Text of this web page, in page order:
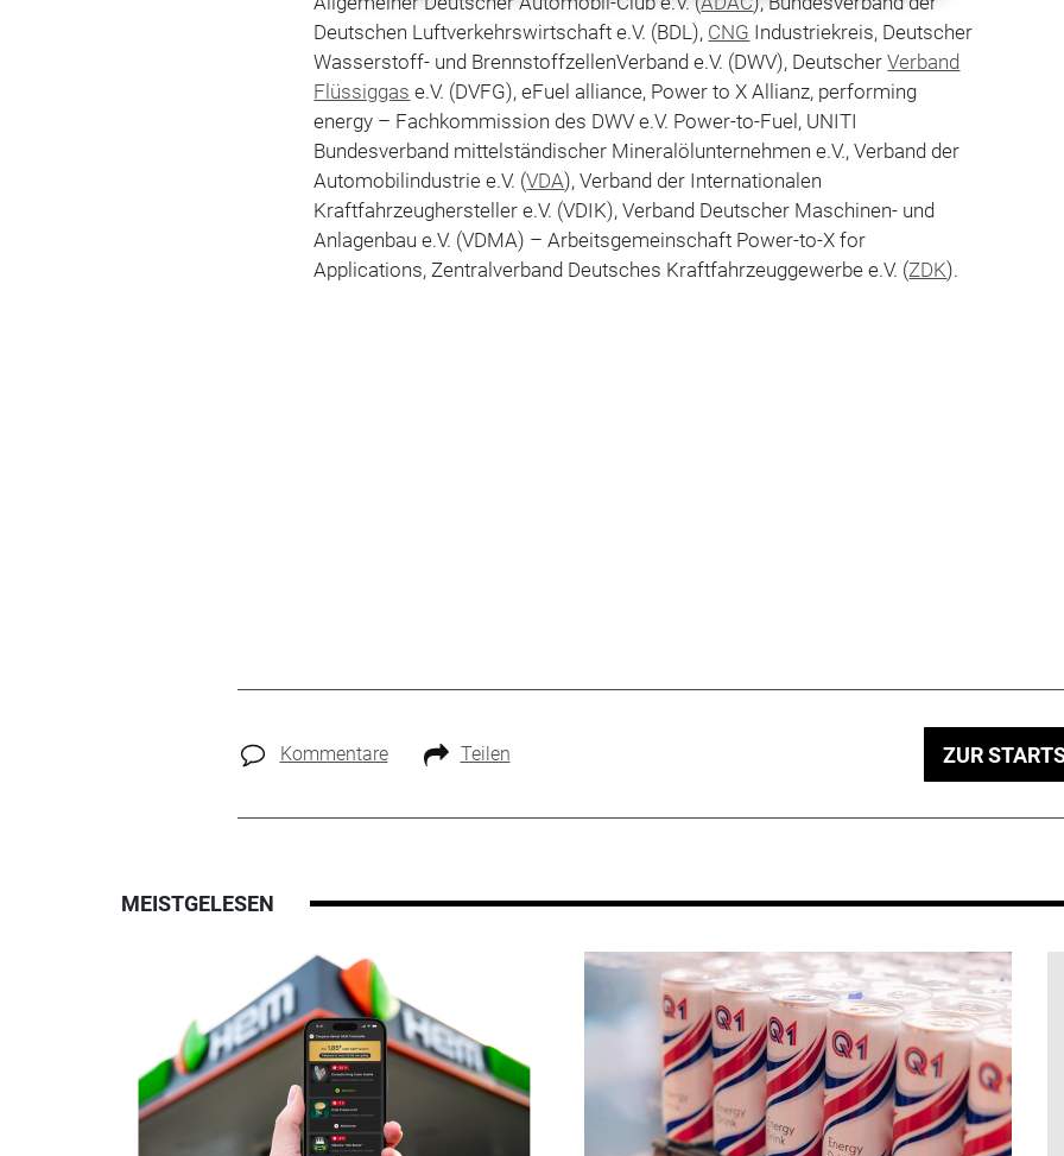
Deutschen Luftverkehrswirtschaft e.V. (BDL), CNG Industriekreis, Deutscher
Wasserstoff- und BrennstoffzellenVerband e.V. (DWV), DeutscherVerband
Flüssiggas e.V. (DVFG), eFuel alliance, Power to X Allianz, performing
energy – Fachkommission des DWV e.V. Power-to-Fuel, UNITI
Bundesverband mittelständischer Mineralölunternehmen e.V., Verband der
Automobilindustrie e.V. (VDA), Verband der Internationalen
Kraftfahrzeughersteller e.V. (VDIK), Verband Deutscher Maschinen- und
Anlagenbau e.V. (VDMA) – Arbeitsgemeinschaft Power-to-X for
Applications, Zentralverband Deutsches Kraftfahrzeuggewerbe e.V. (ZDK).
Kommentare Teilen ZUR
MEISTGELESEN